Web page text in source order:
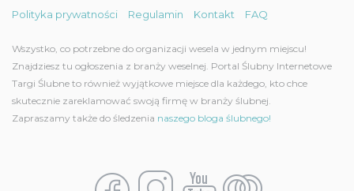
Polityka prywatności Regulamin Kontakt FAQ
Wszystko, co potrzebne do organizacji wesela w jednym miejscu!
Znajdziesz tu ogłoszenia z branży weselnej. Portal Ślubny Internetowe
Targi Ślubne to również wyjątkowe miejsce dla każdego, kto chce
skutecznie zareklamować swoją firmę w branży ślubnej.
Zapraszamy także do śledzenia naszego bloga ślubnego!